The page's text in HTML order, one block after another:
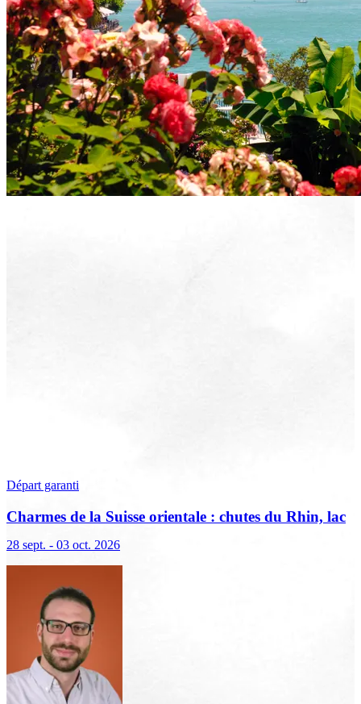
Départ garanti
Charmes de la Suisse orientale : chutes du Rhin, lac
28 sept. - 03 oct. 2026